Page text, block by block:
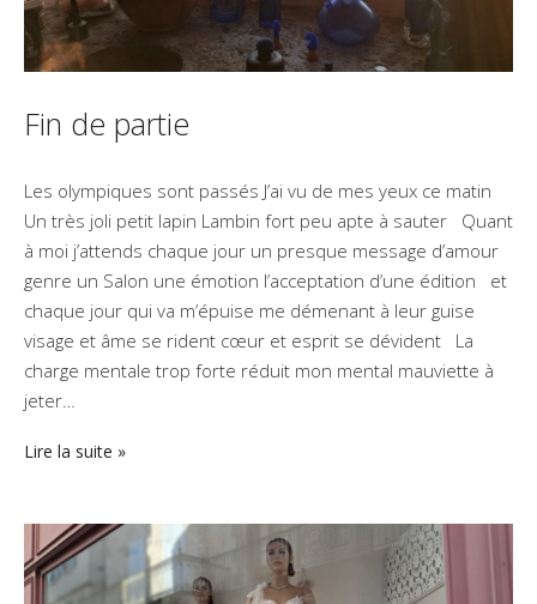
Fin de partie
Les olympiques sont passés J’ai vu de mes yeux ce matin
Un très joli petit lapin Lambin fort peu apte à sauter Quant
à moi j’attends chaque jour un presque message d’amour
genre un Salon une émotion l’acceptation d’une édition et
chaque jour qui va m’épuise me démenant à leur guise
visage et âme se rident cœur et esprit se dévident La
charge mentale trop forte réduit mon mental mauviette à
jeter…
Lire la suite